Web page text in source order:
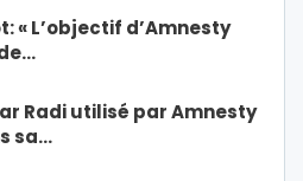
« L’objectif d’Amnesty
Radi utilisé par Amnesty
sa…